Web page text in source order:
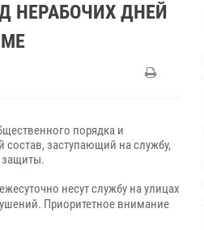
НЕРАБОЧИХ ДНЕЙ
порядка и
заступающий на службу,
защиты.
несут службу на улицах
Приоритетное внимание